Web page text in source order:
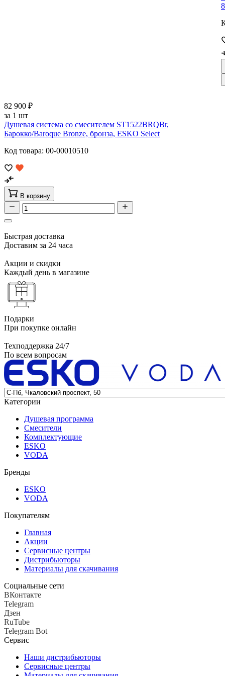
82 900 ₽
за 1 шт
Душевая система со смесителем ST1522BRQBr,
Барокко/Baroque Bronze, бронза, ESKO Select
Код товара: 00-00010510
В корзину
Быстрая доставка
Доставим за 24 часа
Акции и скидки
Каждый день в магазине
Подарки
При покупке онлайн
Техподдержка 24/7
По всем вопросам
Категории
Душевая программа
Смесители
Комплектующие
ESKO
VODA
Бренды
ESKO
VODA
Покупателям
Главная
Акции
Сервисные центры
Дистрибьюторы
Материалы для скачивания
Социальные сети
ВКонтакте
Telegram
Дзен
RuTube
Telegram Bot
Сервис
Наши дистрибьюторы
Сервисные центры